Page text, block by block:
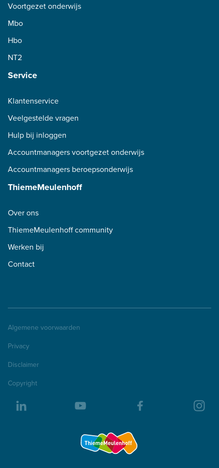
Voortgezet onderwijs
Mbo
Hbo
NT2
Service
Klantenservice
Veelgestelde vragen
Hulp bij inloggen
Accountmanagers voortgezet onderwijs
Accountmanagers beroepsonderwijs
ThiemeMeulenhoff
Over ons
ThiemeMeulenhoff community
Werken bij
Contact
Algemene voorwaarden
Privacy
Disclaimer
Copyright